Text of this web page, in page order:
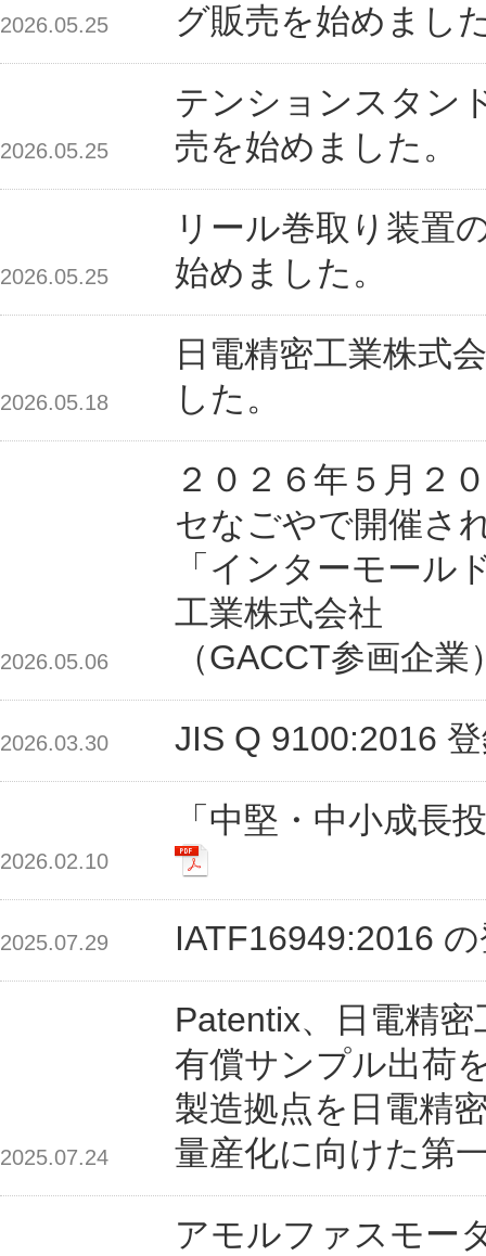
2026.05.25
グ販売を始めまし
2026.05.25
テンションスタン
売を始めました。
2026.05.25
リール巻取り装置
始めました。
2026.05.18
日電精密工業株式
した。
2026.05.06
２０２６年５月２
セなごやで開催さ
「インターモール
工業株式会社
（GACCT参画企
2026.03.30 JIS Q 9100:2016
2026.02.10
「中堅・中小成長
2025.07.29 IATF16949:2016
2025.07.24
Patentix、日電精
有償サンプル出荷
製造拠点を日電精
量産化に向けた第
アモルファスモー